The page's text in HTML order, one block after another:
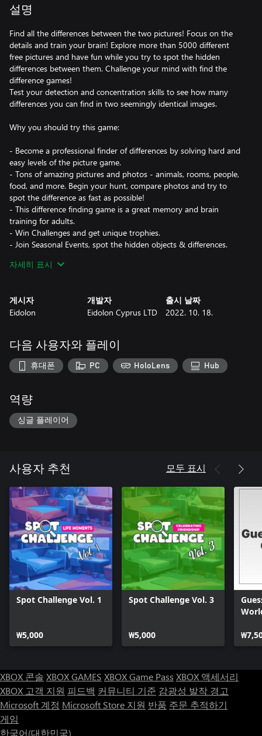
설명
Find all the differences between the two pictures! Focus on the
details and train your brain! Explore more than 5000 different
free pictures and have fun while you try to spot the hidden
differences between them. Challenge your mind with find the
difference games!
Test your detection and concentration skills to see how many
differences you can find in two seemingly identical images.
Why you should try this game:
- Become a professional finder of differences by solving hard and
easy levels of the picture game.
- Tons of amazing pictures and photos - animals, rooms, people,
food, and more. Begin your hunt, compare photos and try to
spot the difference as fast as possible!
- This difference finding game is a great memory and brain
training for adults.
- Win Challenges and get unique trophies.
- Join Seasonal Events, spot the hidden objects & differences.
differences.
자세히 표시
게시자
Eidolon
개발자
Eidolon Cyprus LTD
출시 날짜
2022. 10. 18.
다음 사용자와 플레이
휴대폰 PC HoloLens Hub
역량
싱글 플레이어
사용자 추천 모두 표시
Spot Challenge Vol. 1
₩5,000
Spot Challenge Vol. 3
₩5,000
XBOX 콘솔 XBOX GAMES XBOX Game Pass XBOX 액세서리
XBOX 고객 지원 피드백 커뮤니티 기준 감광성 발작 경고
Microsoft 계정 Microsoft Store 지원 반품 주문 추적하기
게임
한국어(대한민국)